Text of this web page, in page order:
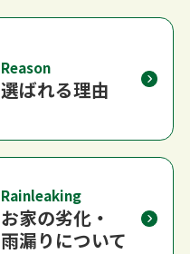
Reason
選ばれる理由
Rainleaking
お家の劣化・
雨漏りについて